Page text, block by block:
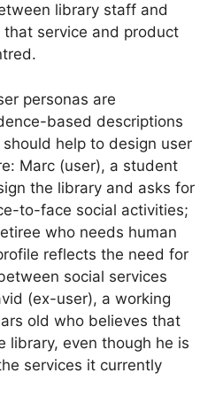
library staff and
service and product
personas are
based descriptions
help to design user
Marc (user), a student
the library and asks for
to-face social activities;
who needs human
reflects the need for
social services
(ex-user), a working
old who believes that
library, even though he is
services it currently